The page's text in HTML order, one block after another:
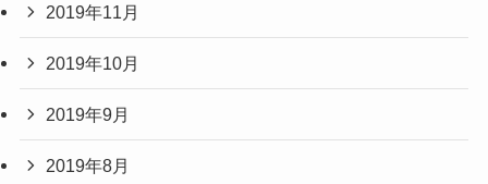
2019年11月
2019年10月
2019年9月
2019年8月